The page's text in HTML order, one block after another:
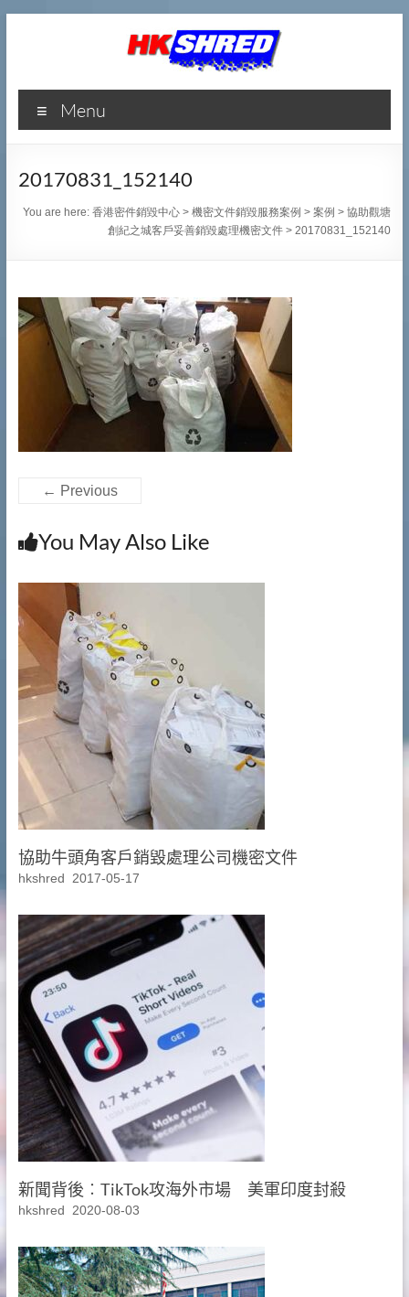
香
港
密
件
中
心
毀|
檔
毀|
碎
服
務
Menu
20170831_152140
You are here:香港密件銷毀中心 >機密文件銷毀服務案例 >案例 >協助觀塘
創紀之城客戶妥善銷毀處理機密文件 >20170831_152140
← Previous
You May Also Like
協助牛頭角客戶銷毀處理公司機密文件
hkshred 2017-05-17
新聞背後︰TikTok攻海外市場 美軍印度封殺
hkshred 2020-08-03